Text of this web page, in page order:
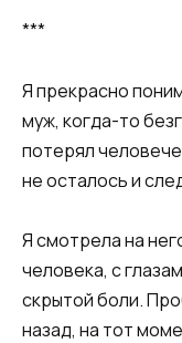
​***​
​Я прекрасно
муж, когда-то
потерял
не осталось и
Я смотрела на
человека, с
скрытой боли.
назад, на тот